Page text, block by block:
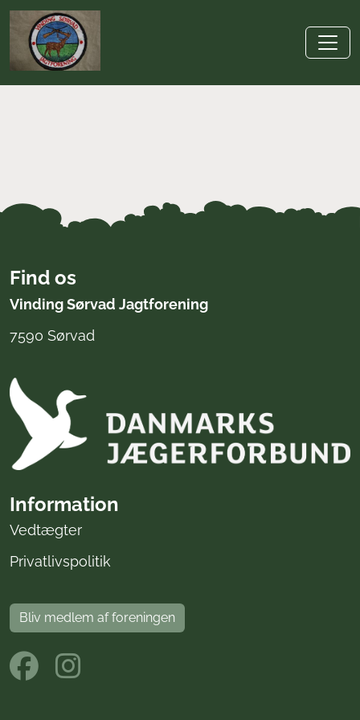
Find os
Vinding Sørvad Jagtforening
7590 Sørvad
Information
Vedtægter
Privatlivspolitik
Bliv medlem af foreningen